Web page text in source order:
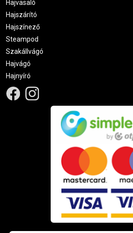
Hajvasaló
Hajszárító
Hajszínező
Steampod
Szakállvágó
Hajvágó
Hajnyíró